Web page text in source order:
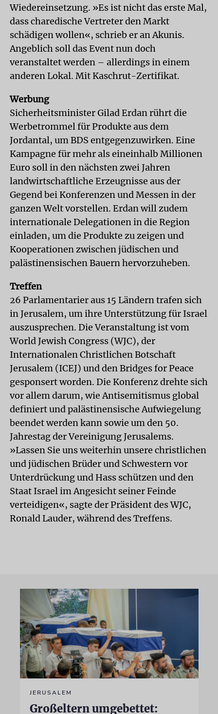
Wiedereinsetzung. »Es ist nicht das erste Mal,
dass charedische Vertreter den Markt
schädigen wollen«, schrieb er an Akunis.
Angeblich soll das Event nun doch
veranstaltet werden – allerdings in einem
anderen Lokal. Mit Kaschrut-Zertifikat.
Werbung
Sicherheitsminister Gilad Erdan rührt die
Werbetrommel für Produkte aus dem
Jordantal, um BDS entgegenzuwirken. Eine
Kampagne für mehr als eineinhalb Millionen
Euro soll in den nächsten zwei Jahren
landwirtschaftliche Erzeugnisse aus der
Gegend bei Konferenzen und Messen in der
ganzen Welt vorstellen. Erdan will zudem
internationale Delegationen in die Region
einladen, um die Produkte zu zeigen und
Kooperationen zwischen jüdischen und
palästinensischen Bauern hervorzuheben.
Treffen
26 Parlamentarier aus 15 Ländern trafen sich
in Jerusalem, um ihre Unterstützung für Israel
auszusprechen. Die Veranstaltung ist vom
World Jewish Congress (WJC), der
Internationalen Christlichen Botschaft
Jerusalem (ICEJ) und den Bridges for Peace
gesponsert worden. Die Konferenz drehte sich
vor allem darum, wie Antisemitismus global
definiert und palästinensische Aufwiegelung
beendet werden kann sowie um den 50.
Jahrestag der Vereinigung Jerusalems.
»Lassen Sie uns weiterhin unsere christlichen
und jüdischen Brüder und Schwestern vor
Unterdrückung und Hass schützen und den
Staat Israel im Angesicht seiner Feinde
verteidigen«, sagte der Präsident des WJC,
Ronald Lauder, während des Treffens.
JERUSALEM
Großeltern umgebettet: